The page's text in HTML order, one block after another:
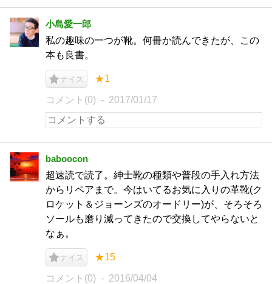
小島愛一郎
私の趣味の一つが靴。何冊か読んできたが、この
本も良書。
ナイス ★1
コメント(0) 2017/01/17
baboocon
超速読で読了。紳士靴の種類や普段の手入れ方法
からリペアまで。今はいてるお気に入りの革靴(ク
ロケット＆ジョーンズのオードリー)が、そろそろ
ソールも磨り減ってきたので交換してやらないと
なぁ。
ナイス ★15
コメント(0) 2016/04/04